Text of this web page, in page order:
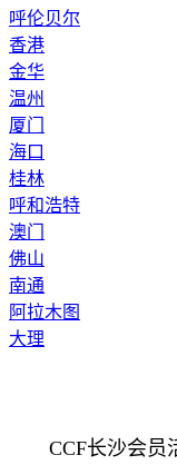
呼伦贝尔
香港
金华
温州
厦门
海口
桂林
呼和浩特
澳门
佛山
南通
阿拉木图
大理
CCF长沙会员